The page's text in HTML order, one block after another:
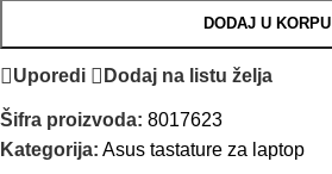
DODAJ U KORPU
Uporedi Dodaj na listu želja
Šifra proizvoda: 8017623
Kategorija: Asus tastature za laptop